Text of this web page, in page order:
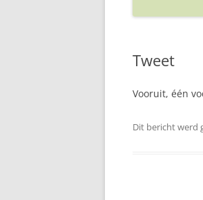
Tweet
Vooruit, één
Dit bericht werd